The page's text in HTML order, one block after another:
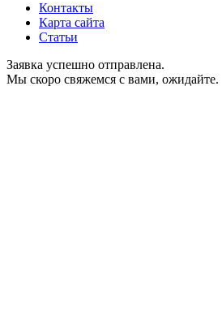
Контакты
Карта сайта
Статьи
Заявка успешно отправлена.
Мы скоро свяжемся с вами, ожидайте.